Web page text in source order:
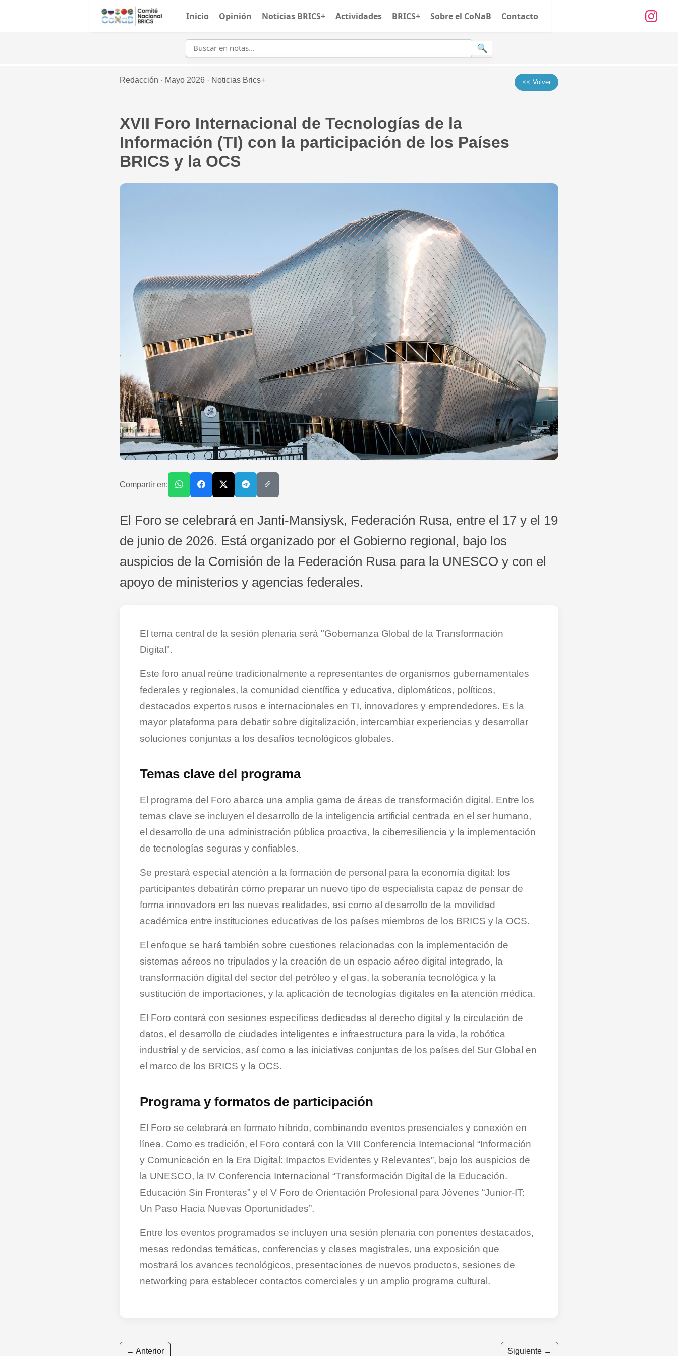
Inicio Opinión Noticias BRICS+ Actividades BRICS+ Sobre el CoNaB Contacto
Redacción · Mayo 2026 · Noticias Brics+ << Volver
XVII Foro Internacional de Tecnologías de la
Información (TI) con la participación de los Países
BRICS y la OCS
Compartir en:
El Foro se celebrará en Janti-Mansiysk, Federación Rusa, entre el 17 y el 19
de junio de 2026. Está organizado por el Gobierno regional, bajo los
auspicios de la Comisión de la Federación Rusa para la UNESCO y con el
apoyo de ministerios y agencias federales.
El tema central de la sesión plenaria será "Gobernanza Global de la Transformación
Digital".
Este foro anual reúne tradicionalmente a representantes de organismos gubernamentales
federales y regionales, la comunidad científica y educativa, diplomáticos, políticos,
destacados expertos rusos e internacionales en TI, innovadores y emprendedores. Es la
mayor plataforma para debatir sobre digitalización, intercambiar experiencias y desarrollar
soluciones conjuntas a los desafíos tecnológicos globales.
Temas clave del programa
El programa del Foro abarca una amplia gama de áreas de transformación digital. Entre los
temas clave se incluyen el desarrollo de la inteligencia artificial centrada en el ser humano,
el desarrollo de una administración pública proactiva, la ciberresiliencia y la implementación
de tecnologías seguras y confiables.
Se prestará especial atención a la formación de personal para la economía digital: los
participantes debatirán cómo preparar un nuevo tipo de especialista capaz de pensar de
forma innovadora en las nuevas realidades, así como al desarrollo de la movilidad
académica entre instituciones educativas de los países miembros de los BRICS y la OCS.
El enfoque se hará también sobre cuestiones relacionadas con la implementación de
sistemas aéreos no tripulados y la creación de un espacio aéreo digital integrado, la
transformación digital del sector del petróleo y el gas, la soberanía tecnológica y la
sustitución de importaciones, y la aplicación de tecnologías digitales en la atención médica.
El Foro contará con sesiones específicas dedicadas al derecho digital y la circulación de
datos, el desarrollo de ciudades inteligentes e infraestructura para la vida, la robótica
industrial y de servicios, así como a las iniciativas conjuntas de los países del Sur Global en
el marco de los BRICS y la OCS.
Programa y formatos de participación
El Foro se celebrará en formato híbrido, combinando eventos presenciales y conexión en
línea. Como es tradición, el Foro contará con la VIII Conferencia Internacional “Información
y Comunicación en la Era Digital: Impactos Evidentes y Relevantes”, bajo los auspicios de
la UNESCO, la IV Conferencia Internacional “Transformación Digital de la Educación.
Educación Sin Fronteras” y el V Foro de Orientación Profesional para Jóvenes “Junior-IT:
Un Paso Hacia Nuevas Oportunidades”.
Entre los eventos programados se incluyen una sesión plenaria con ponentes destacados,
mesas redondas temáticas, conferencias y clases magistrales, una exposición que
mostrará los avances tecnológicos, presentaciones de nuevos productos, sesiones de
networking para establecer contactos comerciales y un amplio programa cultural.
← Anterior Siguiente →